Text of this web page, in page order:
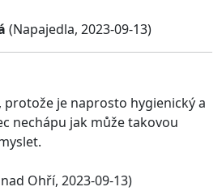
(Napajedla, 2023-09-13)
je naprosto hygienický a
nechápu jak může takovou
Ohří, 2023-09-13)